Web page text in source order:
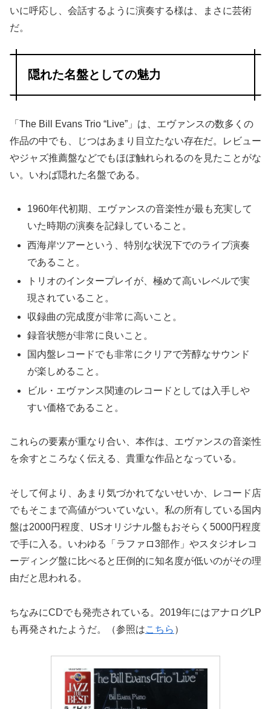
いに呼応し、会話するように演奏する様は、まさに芸術
だ。
隠れた名盤としての魅力
「The Bill Evans Trio “Live”」は、エヴァンスの数多くの
作品の中でも、じつはあまり目立たない存在だ。レビュー
やジャズ推薦盤などでもほぼ触れられるのを見たことがな
い。いわば隠れた名盤である。
1960年代初期、エヴァンスの音楽性が最も充実して
いた時期の演奏を記録していること。
西海岸ツアーという、特別な状況下でのライブ演奏
であること。
トリオのインタープレイが、極めて高いレベルで実
現されていること。
収録曲の完成度が非常に高いこと。
録音状態が非常に良いこと。
国内盤レコードでも非常にクリアで芳醇なサウンド
が楽しめること。
ビル・エヴァンス関連のレコードとしては入手しや
すい価格であること。
これらの要素が重なり合い、本作は、エヴァンスの音楽性
を余すところなく伝える、貴重な作品となっている。
そして何より、あまり気づかれてないせいか、レコード店
でもそこまで高値がついていない。私の所有している国内
盤は2000円程度、USオリジナル盤もおそらく5000円程度
で手に入る。いわゆる「ラファロ3部作」やスタジオレコ
ーディング盤に比べると圧倒的に知名度が低いのがその理
由だと思われる。
ちなみにCDでも発売されている。2019年にはアナログLP
も再発されたようだ。（参照はこちら ）